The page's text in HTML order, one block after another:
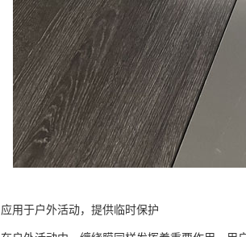
应用于户外活动，提供临时保护